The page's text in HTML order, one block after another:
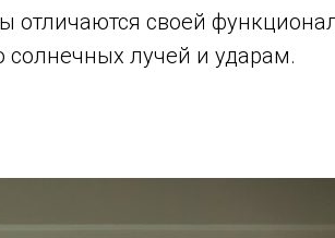
своей
солнечных лучей и ударам.